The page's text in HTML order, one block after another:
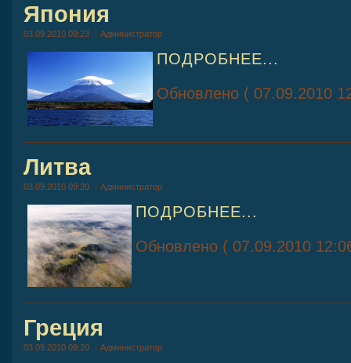
Япония
03.09.2010 09:23 Администратор
ПОДРОБНЕЕ...
Обновлено ( 07.09.2010
Литва
03.09.2010 09:20 Администратор
ПОДРОБНЕЕ...
Обновлено ( 07.09.2010
Греция
03.09.2010 09:20 Администратор